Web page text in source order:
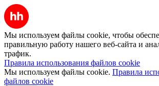
Мы используем файлы cookie, чтобы
правильную работу нашего веб-сайта и
трафик.
Правила использования файлов cookie
Мы используем файлы cookie. Правила
файлов cookie